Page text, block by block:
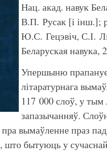
Нац. акад. навук
В.П. Русак [і інш.];
Ю.С. Гецэвіч, С.І.
Беларуская навука,
Упершыню
літаратурнага
117 000 слоў, у тым
запазычанняў.
пра вымаўленне праз
што бытуюць у